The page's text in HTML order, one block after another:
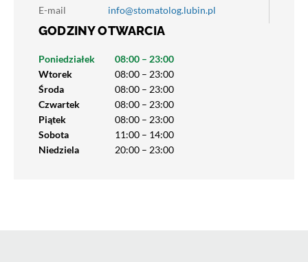
E-mail info@stomatolog.lubin.pl
GODZINY OTWARCIA
Poniedziałek
08:00 – 23:00
Wtorek
08:00 – 23:00
Środa
08:00 – 23:00
Czwartek
08:00 – 23:00
Piątek
08:00 – 23:00
Sobota
11:00 – 14:00
Niedziela
20:00 – 23:00